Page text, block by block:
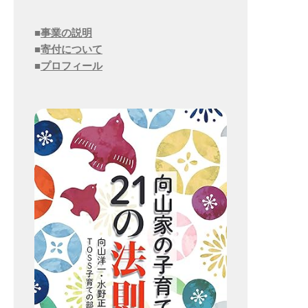
■事業の説明
■寄付について
■プロフィール